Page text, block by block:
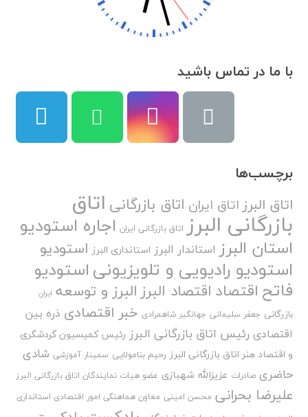
با ما در تماس باشید
برچسب‌ها
اتاق البرزاتاق ایران اتاق بازرگانی اتاق
بازرگانی البرز اتاق بازرگانی ایران اجاره استودیو
استان البرز استاندار البرز استانداری البرز استودیو
استودیو رادیویی و تلویزیونیاستودیو
فاتح اقتصاد اقتصاد البرزالبرز و توسعه ایران
بازرگانی جعفر سلیمانی جهانگیر شاهمرادی خبر اقتصادی ذره بین
اقتصادی رئیس اتاق بازرگانی البرز رئیس کمیسیون گردشگری
و اقتصاد هنر اتاق بازرگانی البرز رحیم بنامولایی سمینار آموزشی شادی
حاضری صادرات عزیزالله شهبازی عضو هیات نمایندگان اتاق بازرگانی البرز
علیرضا بحرانی محسن امینی معاون هماهنگی امور اقتصادی استانداری